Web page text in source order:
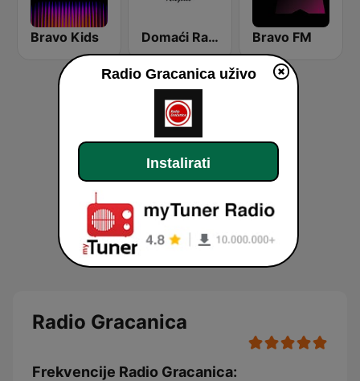
Bravo Kids Domaći Radio Kneginec Bravo FM
Radio Gracanica
Frekvencije Radio Gracanica:
Radio Gracanica uživo
Instalirati